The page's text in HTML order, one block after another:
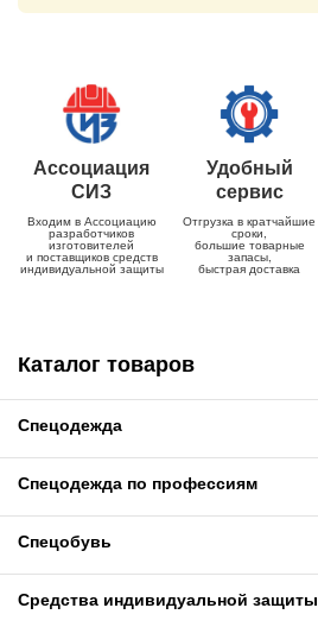
Ассоциация
СИЗ
Входим в Ассоциацию
разработчиков
изготовителей
и поставщиков средств
индивидуальной защиты
Удобный
сервис
Отгрузка в кратчайшие
сроки,
большие товарные
запасы,
быстрая доставка
Каталог товаров
Спецодежда
Спецодежда по профессиям
Спецобувь
Средства индивидуальной защиты